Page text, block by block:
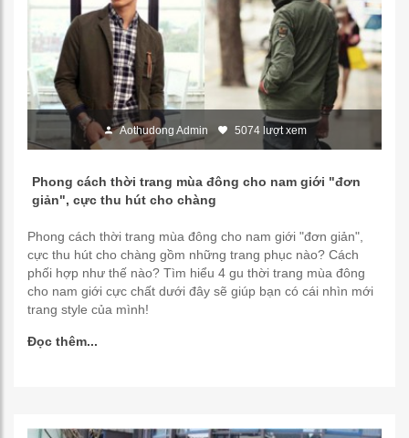
Aothudong Admin 5074 lượt xem
Phong cách thời trang mùa đông cho nam giới "đơn
giản", cực thu hút cho chàng
Phong cách thời trang mùa đông cho nam giới "đơn giản",
cực thu hút cho chàng gồm những trang phục nào? Cách
phối hợp như thế nào? Tìm hiểu 4 gu thời trang mùa đông
cho nam giới cực chất dưới đây sẽ giúp bạn có cái nhìn mới
trang style của mình!
Đọc thêm...